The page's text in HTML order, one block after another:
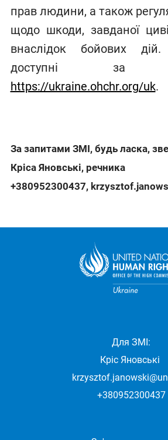
прав людини, а також
щодо шкоди, завданої
внаслідок бойових дій.
доступні за
https://ukraine.ohchr.org/uk.
За запитами ЗМІ, будь ласка,
Кріса Яновські, речника
+380952300437,
Для ЗМІ:
Кріс Яновські
+380952300437